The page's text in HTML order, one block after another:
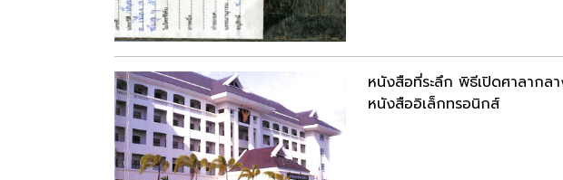
หนังสือที่ระลึก พิธีเปิดศาลากล
หนังสืออิเล็กทรอนิกส์